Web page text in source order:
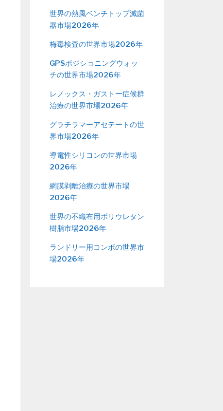
世界の熱風ベンチトップ滅菌
器市場2026年
梅毒検査の世界市場2026年
GPSポジショニングウォッ
チの世界市場2026年
レノックス・ガストー症候群
治療の世界市場2026年
グラチラマーアセテートの世
界市場2026年
導電性シリコンの世界市場
2026年
網膜剥離治療の世界市場
2026年
世界の不織布用ポリウレタン
樹脂市場2026年
ランドリー用コンボの世界市
場2026年